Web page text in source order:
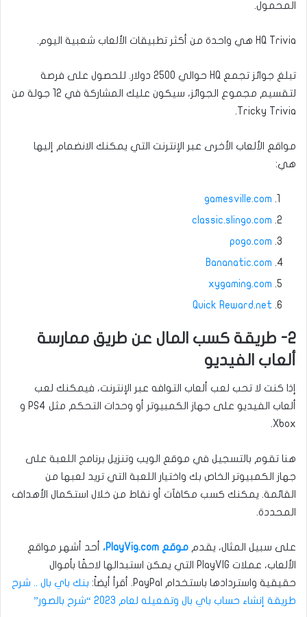
المحمول.
HQ Trivia هي واحدة من أكثر تطبيقات الألعاب شعبية اليوم.
تبلغ جوائز تجمع HQ حوالي 2500 دولار. للحصول على فرصة
لتقسيم مجموع الجوائز، سيكون عليك المشاركة في 12 جولة من
Tricky Trivia.
مواقع الألعاب الأخرى عبر الإنترنت التي يمكنك الانضمام إليها
هي:
gamesville.com
classic.slingo.com
pogo.com
Bananatic.com
xygaming.com
Quick Reward.net
2- طريقة كسب المال عن طريق ممارسة
ألعاب الفيديو
إذا كنت لا تحب لعب ألعاب التوافه عبر الإنترنت، فيمكنك لعب
ألعاب الفيديو على جهاز الكمبيوتر أو وحدات التحكم مثل PS4 و
Xbox.
هنا تقوم بالتسجيل في موقع الويب وتنزيل برنامج اللعبة على
جهاز الكمبيوتر الخاص بك واختيار اللعبة التي تريد لعبها من
القائمة. يمكنك كسب مكافآت أو نقاط من خلال استكمال الأهداف
المحددة.
على سبيل المثال، يقدم موقع PlayVig.com،
أحد أشهر مواقع
الألعاب، عملات PlayVIG التي يمكن استبدالها لاحقًا بأموال
حقيقية واستردادها باستخدام PayPal. أقرأ أيضاً:
بنك باي بال .. شرح
طريقة إنشاء حساب باي بال وتفعيله لعام 2023 “شرح بالصور”